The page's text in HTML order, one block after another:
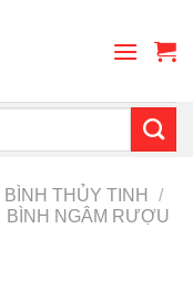
BÌNH THỦY TINH
/
BÌNH NGÂM RƯỢU